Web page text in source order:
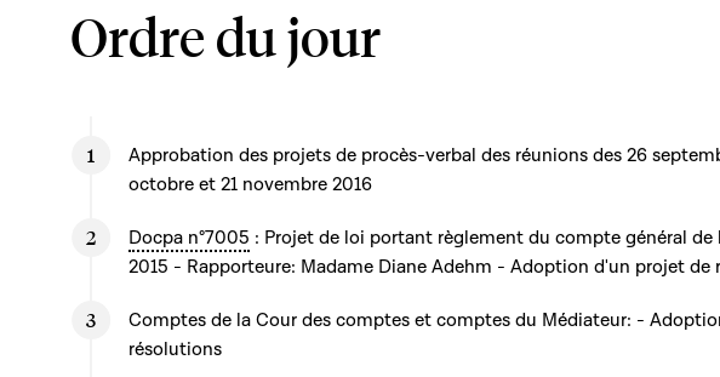
Ordre du jour
Approbation des projets de procès-verbal des réunions des 26
octobre et 21 novembre 2016
Docpa n°7005 : Projet de loi portant règlement du compte général de
2015 - Rapporteure: Madame Diane Adehm - Adoption d'un projet de
Comptes de la Cour des comptes et comptes du Médiateur: -
résolutions